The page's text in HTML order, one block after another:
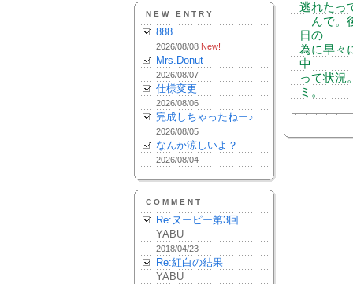
NEW ENTRY
888
2026/08/08 New!
Mrs.Donut
2026/08/07
仕様変更
2026/08/06
完成しちゃったねー♪
2026/08/05
なんか涼しいよ？
2026/08/04
COMMENT
Re:ヌーピー第3回
YABU
2018/04/23
Re:紅白の結果
YABU
逃れたっ
んで。
日の
為に早々
中
って状況
ミ。